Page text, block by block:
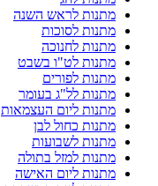
מתנות לראש השנה
מתנות לסוכות
מתנות לחנוכה
מתנות לט"ו בשבט
מתנות לפורים
מתנות לל"ג בעומר
מתנות ליום העצמאות
מתנות כחול לבן
מתנות לשבועות
מתנות למזל בתולה
מתנות ליום האישה